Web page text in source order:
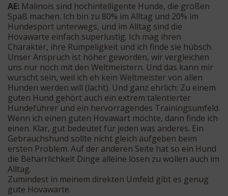
AE: Malinois sind hochintelligente Hunde, die großen
Spaß machen. Ich bin zu 80% im Alltag und 20% im
Hundesport unterwegs, und im Alltag sind die
Hovawarte einfach superlustig. Ich mag ihren
Charakter, ihre Rumpeligkeit und ich finde sie hübsch.
Unser Anspruch ist höher geworden, wir vergleichen
uns nur noch mit den Weltmeistern. Und das kann mir
wurscht sein, weil ich eh kein Weltmeister von allen
Hunden werden will (lacht). Und ganz ehrlich: Zu einem
guten Hund gehört auch ein extrem talentierter
Hundeführer und ein hervorragendes Trainingsumfeld.
Wenn ich einen guten Hovawart möchte, dann finde ich
einen. Klar, gut bedeutet für jeden was anderes. Ein
Gebrauchshund sollte nicht gleich aufgeben beim
ersten Problem. Auf der anderen Seite hat so ein Hund
die Beharrlichkeit Dinge alleine lösen zu wollen auch im
Alltag.
Zumindest in meinem direkten Umfeld gibt es genug
gute Hovawarte.